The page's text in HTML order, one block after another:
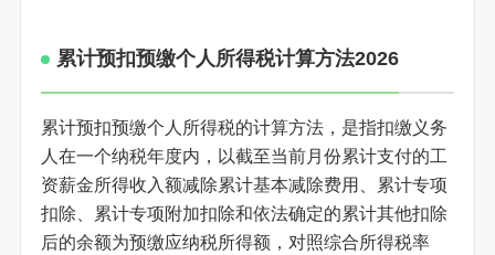
累计预扣预缴个人所得税计算方法2026
累计预扣预缴个人所得税的计算方法，是指扣缴义务
人在一个纳税年度内，以截至当前月份累计支付的工
资薪金所得收入额减除累计基本减除费用、累计专项
扣除、累计专项附加扣除和依法确定的累计其他扣除
后的余额为预缴应纳税所得额，对照综合所得税率